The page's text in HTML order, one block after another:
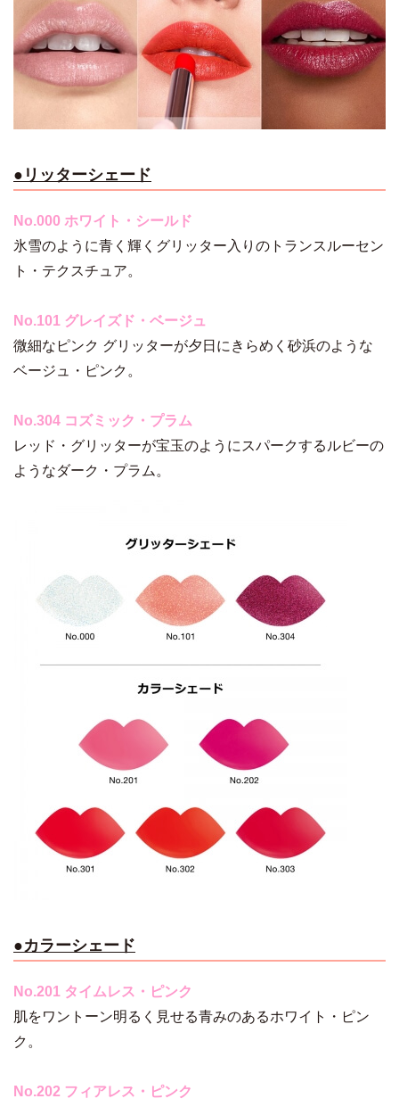
●リッターシェード
No.000 ホワイト・シールド
氷雪のように青く輝くグリッター入りのトランスルーセン
ト・テクスチュア。
No.101 グレイズド・ベージュ
微細なピンク グリッターが夕日にきらめく砂浜のような
ベージュ・ピンク。
No.304 コズミック・プラム
レッド・グリッターが宝玉のようにスパークするルビーの
ようなダーク・プラム。
●カラーシェード
No.201 タイムレス・ピンク
肌をワントーン明るく見せる青みのあるホワイト・ピン
ク。
No.202 フィアレス・ピンク